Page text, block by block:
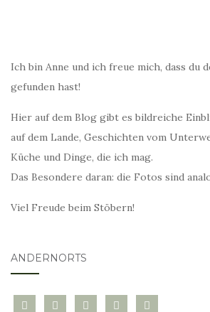
Ich bin Anne und ich freue mich, dass du
gefunden hast!
Hier auf dem Blog gibt es bildreiche
auf dem Lande, Geschichten vom
Küche und Dinge, die ich mag.
Das Besondere daran: die Fotos sind
Viel Freude beim Stöbern!
ANDERNORTS
bloglovininstagramtwitter pinterest
mail